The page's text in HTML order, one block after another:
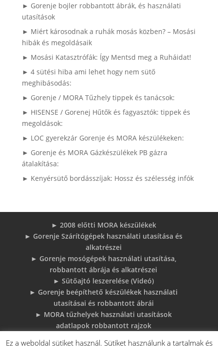
► Gorenje bojler robbantott ábrák, és használati
utasítások
► Miért károsodnak a ruhák mosás közben? – Mosási
hibák és megoldásaik
► Mosási Katasztrófák: Így Mentsd meg a Ruháidat!
► 4 sütési hiba ami lehet hogy nem sütő
meghibásodás:
► Gorenje / MORA Tűzhely tippek és tanácsok:
► HISENSE / Gorenej Hűtők és fagyasztók: tippek és
megoldások:
► LOC gyerekzár Gorenje és MORA készülékeken:
► Gorenje és MORA Gázkészülékek PB gázra
átalakítása:
► Kenyérsütő bordásszíjak: Hossz és szélesség infók
► 2008 előtti MORA készülékek
► Gorenje Szárítógépek használati utasítása és
alkatrészei
► Gorenje mosógépek használati utasítása,
robbantott ábrája és alkatrészei
► Sütőajtó leszerelése (Videó)
► Gorenje beépíthető készülékek használati
utasításai és robbantott ábrái
► MORA tűzhelyek használati utasítások
adatlapok robbantott rajzok
megoldások
Ez a weboldal sütiket használ. Sütiket használunk a tartalmak és